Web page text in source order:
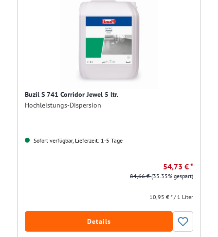
Buzil S 741 Corridor Jewel 5 ltr.
Hochleistungs-Dispersion
Sofort verfügbar, Lieferzeit: 1-5 Tage
54,73 € *
84,66 €(35.35% gespart)
10,95 € * / 1 Liter
Details